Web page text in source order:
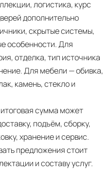
логистика, курс
дополнительно
скрытые системы,
особенности. Для
отделка, тип источника
Для мебели — обивка,
камень, стекло и
сумма может
подъём, сборку,
хранение и сервис.
предложения стоит
и составу услуг.